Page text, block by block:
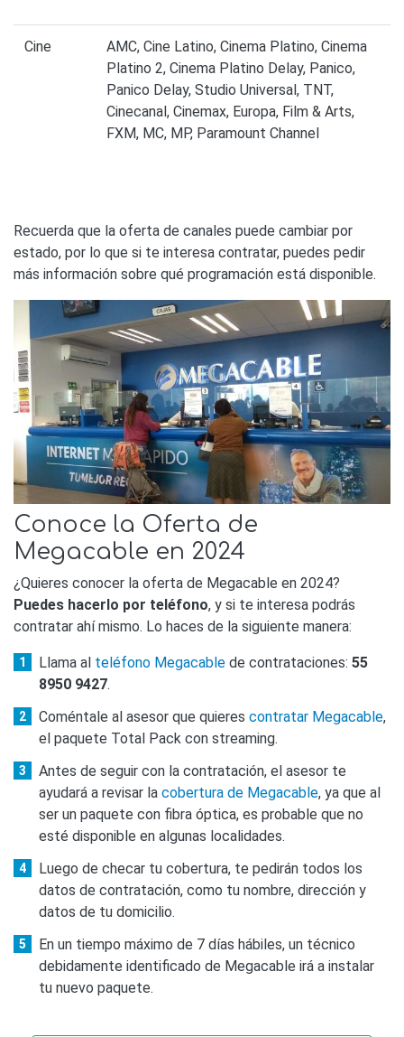
Cine
AMC, Cine Latino, Cinema Platino, Cinema
Platino 2, Cinema Platino Delay, Panico,
Panico Delay, Studio Universal, TNT,
Cinecanal, Cinemax, Europa, Film & Arts,
FXM, MC, MP, Paramount Channel
Recuerda que la oferta de canales puede cambiar por
estado, por lo que si te interesa contratar, puedes pedir
más información sobre qué programación está disponible.
Conoce la Oferta de
Megacable en 2024
¿Quieres conocer la oferta de Megacable en 2024?
Puedes hacerlo por teléfono, y si te interesa podrás
contratar ahí mismo. Lo haces de la siguiente manera:
Llama al teléfono Megacable de contrataciones: 55
8950 9427.
Coméntale al asesor que quieres contratar Megacable,
el paquete Total Pack con streaming.
Antes de seguir con la contratación, el asesor te
ayudará a revisar la cobertura de Megacable, ya que al
ser un paquete con fibra óptica, es probable que no
esté disponible en algunas localidades.
Luego de checar tu cobertura, te pedirán todos los
datos de contratación, como tu nombre, dirección y
datos de tu domicilio.
En un tiempo máximo de 7 días hábiles, un técnico
debidamente identificado de Megacable irá a instalar
tu nuevo paquete.